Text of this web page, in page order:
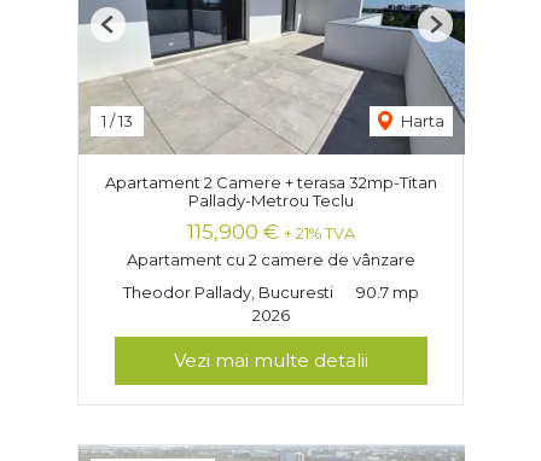
1 /13 Harta
Previous Next
Apartament 2 Camere + terasa 32mp-Titan
Pallady-Metrou Teclu
115,900 € + 21% TVA
Apartament cu 2 camere de vânzare
Theodor Pallady, Bucuresti
90.7 mp
2026
Vezi mai multe detalii